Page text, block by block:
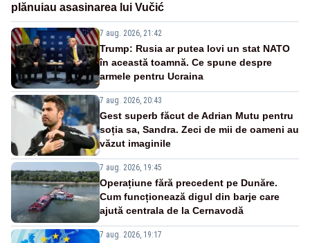
plănuiau asasinarea lui Vučić
7 aug. 2026, 21:42
Trump: Rusia ar putea lovi un stat NATO
în această toamnă. Ce spune despre
armele pentru Ucraina
7 aug. 2026, 20:43
Gest superb făcut de Adrian Mutu pentru
soția sa, Sandra. Zeci de mii de oameni au
văzut imaginile
7 aug. 2026, 19:45
Operațiune fără precedent pe Dunăre.
Cum funcționează digul din barje care
ajută centrala de la Cernavodă
7 aug. 2026, 19:17